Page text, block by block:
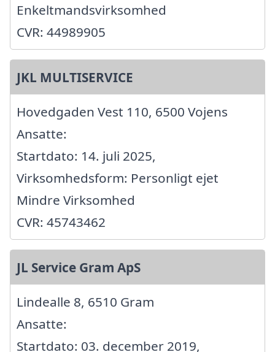
Enkeltmandsvirksomhed
CVR: 44989905
JKL MULTISERVICE
Hovedgaden Vest 110, 6500 Vojens
Ansatte:
Startdato: 14. juli 2025,
Virksomhedsform: Personligt ejet
Mindre Virksomhed
CVR: 45743462
JL Service Gram ApS
Lindealle 8, 6510 Gram
Ansatte:
Startdato: 03. december 2019,